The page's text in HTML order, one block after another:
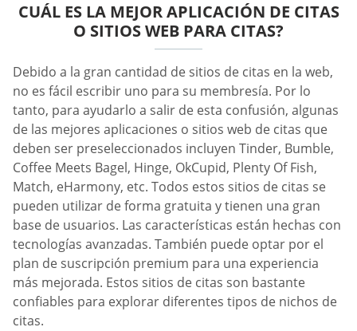
CUÁL ES LA MEJOR APLICACIÓN DE CITAS
O SITIOS WEB PARA CITAS?
Debido a la gran cantidad de sitios de citas en la web,
no es fácil escribir uno para su membresía. Por lo
tanto, para ayudarlo a salir de esta confusión, algunas
de las mejores aplicaciones o sitios web de citas que
deben ser preseleccionados incluyen Tinder, Bumble,
Coffee Meets Bagel, Hinge, OkCupid, Plenty Of Fish,
Match, eHarmony, etc. Todos estos sitios de citas se
pueden utilizar de forma gratuita y tienen una gran
base de usuarios. Las características están hechas con
tecnologías avanzadas. También puede optar por el
plan de suscripción premium para una experiencia
más mejorada. Estos sitios de citas son bastante
confiables para explorar diferentes tipos de nichos de
citas.